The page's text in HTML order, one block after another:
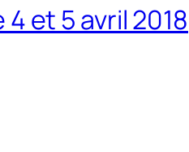
et 5 avril 2018